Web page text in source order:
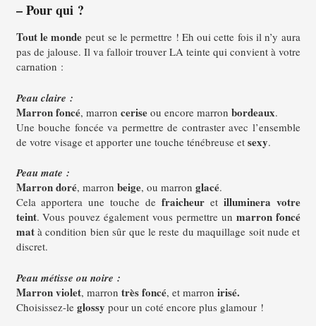
– Pour qui ?
Tout le monde peut se le permettre ! Eh oui cette fois il n’y aura
pas de jalouse. Il va falloir trouver LA teinte qui convient à votre
carnation :
Peau claire :
Marron foncé, marron ceriseou encore marron bordeaux.
Une bouche foncée va permettre de contraster avec l’ensemble
de votre visage et apporter une touche ténébreuse et sexy.
Peau mate :
Marron doré, marron beige, ou marron glacé.
Cela apportera une touche de fraicheuret illuminera votre
teint.Vous pouvez également vous permettre un marron foncé
matà condition bien sûr que le reste du maquillage soit nude et
discret.
Peau métisse ou noire :
Marron violet, marron très foncé, et marron irisé.
Choisissez-le glossy pour un coté encore plus glamour !